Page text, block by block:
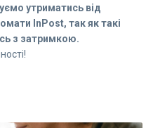
утриматись від
InPost, так як такі
з затримкою.